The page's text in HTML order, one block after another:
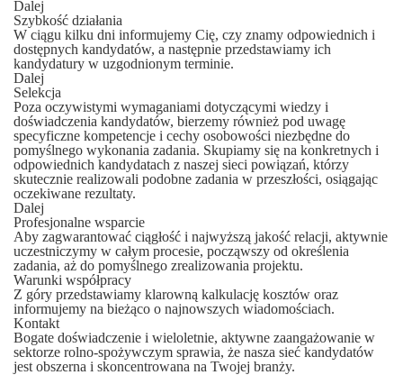
Dalej
Szybkość działania
W ciągu kilku dni informujemy Cię, czy znamy odpowiednich i
dostępnych kandydatów, a następnie przedstawiamy ich
kandydatury w uzgodnionym terminie.
Dalej
Selekcja
Poza oczywistymi wymaganiami dotyczącymi wiedzy i
doświadczenia kandydatów, bierzemy również pod uwagę
specyficzne kompetencje i cechy osobowości niezbędne do
pomyślnego wykonania zadania. Skupiamy się na konkretnych i
odpowiednich kandydatach z naszej sieci powiązań, którzy
skutecznie realizowali podobne zadania w przeszłości, osiągając
oczekiwane rezultaty.
Dalej
Profesjonalne wsparcie
Aby zagwarantować ciągłość i najwyższą jakość relacji, aktywnie
uczestniczymy w całym procesie, począwszy od określenia
zadania, aż do pomyślnego zrealizowania projektu.
Warunki współpracy
Z góry przedstawiamy klarowną kalkulację kosztów oraz
informujemy na bieżąco o najnowszych wiadomościach.
Kontakt
Bogate doświadczenie i wieloletnie, aktywne zaangażowanie w
sektorze rolno-spożywczym sprawia, że nasza sieć kandydatów
jest obszerna i skoncentrowana na Twojej branży.